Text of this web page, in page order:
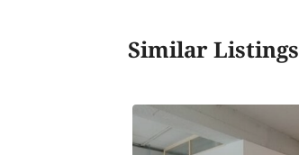
Similar Listings